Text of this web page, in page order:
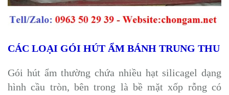
CÁC LOẠI GÓI HÚT ẨM BÁNH TRUNG THU
Gói hút ẩm thường chứa nhiều hạt silicagel dạng
hình cầu tròn, bên trong là bề mặt xốp rỗng có